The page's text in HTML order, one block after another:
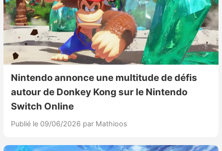
Nintendo annonce une multitude de défis
autour de Donkey Kong sur le Nintendo
Switch Online
Publié le 09/06/2026 par Mathioos